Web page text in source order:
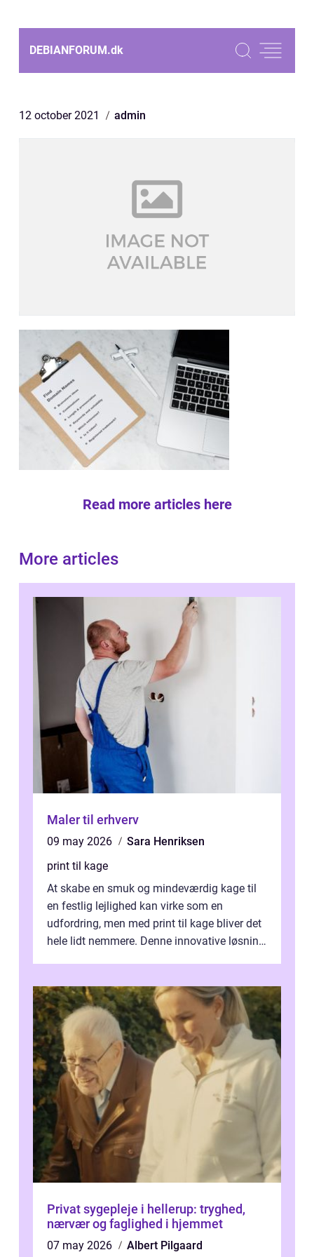
DEBIANFORUM.dk
12 october 2021 admin
Read more articles here
More articles
Maler til erhverv
09 may 2026
Sara Henriksen
print til kage
At skabe en smuk og mindeværdig kage til
en festlig lejlighed kan virke som en
udfordring, men med print til kage bliver det
hele lidt nemmere. Denne innovative løsning
Privat sygepleje i hellerup: tryghed,
nærvær og faglighed i hjemmet
07 may 2026 Albert Pilgaard